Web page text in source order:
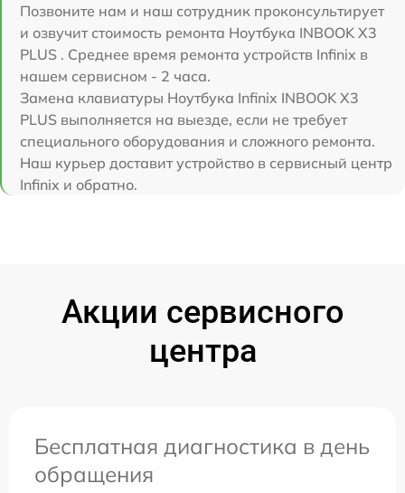
Позвоните нам и наш сотрудник проконсультирует
и озвучит стоимость ремонта Ноутбука INBOOK X3
PLUS . Среднее время ремонта устройств Infinix в
нашем сервисном - 2 часа.
Замена клавиатуры Ноутбука Infinix INBOOK X3
PLUS выполняется на выезде, если не требует
специального оборудования и сложного ремонта.
Наш курьер доставит устройство в сервисный центр
Infinix и обратно.
Акции сервисного
центра
Бесплатная диагностика в день
обращения